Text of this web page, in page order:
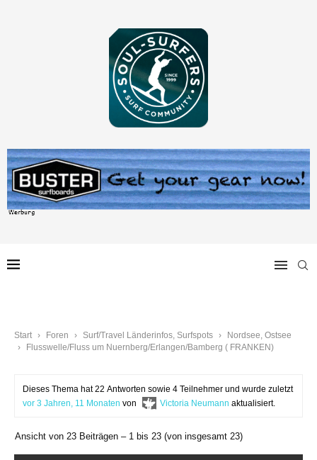
Start › Foren › Surf/Travel Länderinfos, Surfspots ›
Nordsee, Ostsee
›
Flusswelle/Fluss um Nuernberg/Erlangen/Bamberg ( FRANKEN)
Dieses Thema hat 22 Antworten sowie 4 Teilnehmer und wurde zuletzt
vor 3 Jahren, 11 Monaten von Victoria Neumann aktualisiert.
Ansicht von 23 Beiträgen – 1 bis 23 (von insgesamt 23)